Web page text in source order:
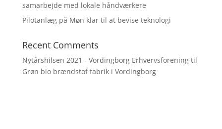
samarbejde med lokale håndværkere
Pilotanlæg på Møn klar til at bevise teknologi
Recent Comments
Nytårshilsen 2021 - Vordingborg Erhvervsforeningtil
Grøn bio brændstof fabrik i Vordingborg